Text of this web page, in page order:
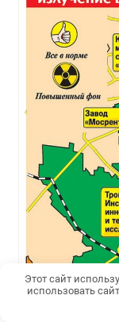
Этот сайт
использовать